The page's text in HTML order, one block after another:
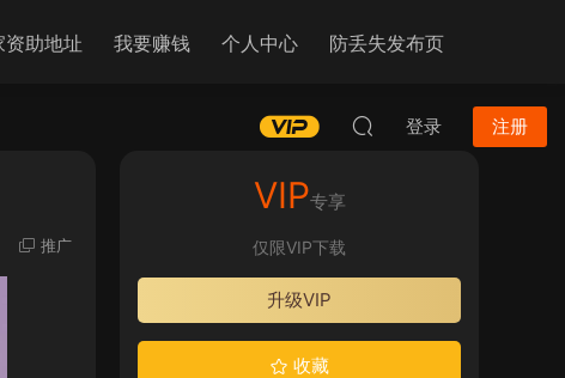
资助地址 我要赚钱 个人中心 防丢失发布页
登录 注册
推广
VIP专享
仅限VIP下载
升级VIP
收藏